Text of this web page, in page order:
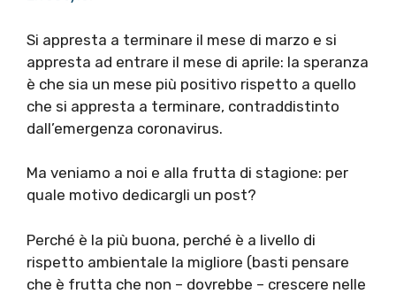
Si appresta a terminare il mese di marzo e si
appresta ad entrare il mese di aprile: la speranza
è che sia un mese più positivo rispetto a quello
che si appresta a terminare, contraddistinto
dall’emergenza coronavirus.
Ma veniamo a noi e alla frutta di stagione: per
quale motivo dedicargli un post?
Perché è la più buona, perché è a livello di
rispetto ambientale la migliore (basti pensare
che è frutta che non – dovrebbe – crescere nelle